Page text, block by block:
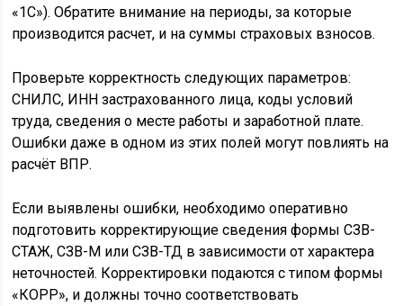
«1С»). Обратите внимание на периоды, за которые
производится расчет, и на суммы страховых взносов.
Проверьте корректность следующих параметров:
СНИЛС, ИНН застрахованного лица, коды условий
труда, сведения о месте работы и заработной плате.
Ошибки даже в одном из этих полей могут повлиять на
расчёт ВПР.
Если выявлены ошибки, необходимо оперативно
подготовить корректирующие сведения формы СЗВ-
СТАЖ, СЗВ-М или СЗВ-ТД в зависимости от характера
неточностей. Корректировки подаются с типом формы
«КОРР», и должны точно соответствовать